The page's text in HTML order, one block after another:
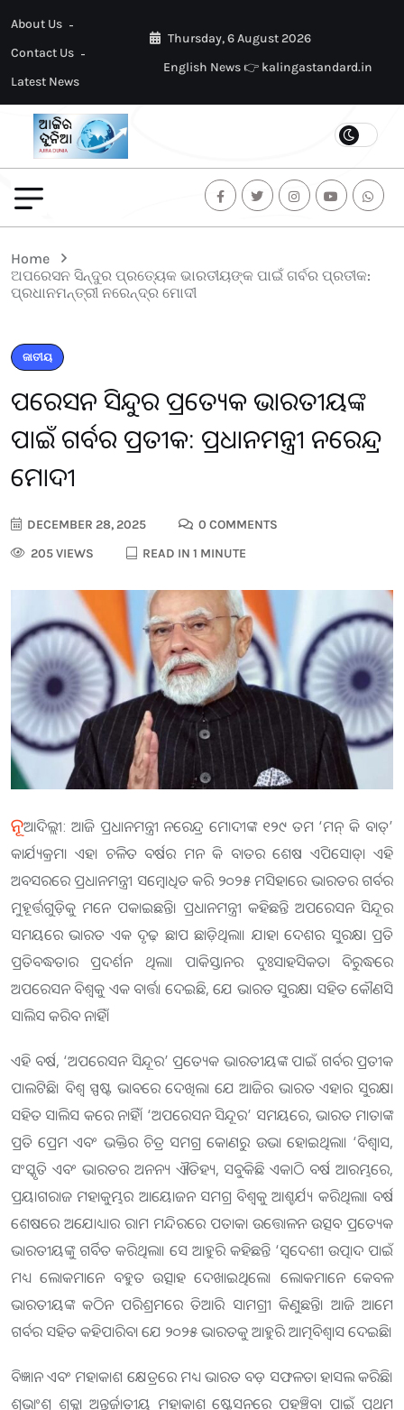
About Us
Contact Us
Latest News
Thursday, 6 August 2026
English News 👉 kalingastandard.in
Home
ଅପରେସନ ସିନ୍ଦୁର ପ୍ରତ୍ୟେକ ଭାରତୀୟଙ୍କ ପାଇଁ ଗର୍ବର ପ୍ରତୀକ:
ପ୍ରଧାନମନ୍ତ୍ରୀ ନରେନ୍ଦ୍ର ମୋଦୀ
ଜାତୀୟ
ଅପରେସନ ସିନ୍ଦୁର ପ୍ରତ୍ୟେକ ଭାରତୀୟଙ୍କ
ପାଇଁ ଗର୍ବର ପ୍ରତୀକ: ପ୍ରଧାନମନ୍ତ୍ରୀ ନରେନ୍ଦ୍ର
ମୋଦୀ
DECEMBER 28, 2025
0 COMMENTS
205 VIEWS
READ IN 1 MINUTE
ନୂଆଦିଲ୍ଲୀ: ଆଜି ପ୍ରଧାନମନ୍ତ୍ରୀ ନରେନ୍ଦ୍ର ମୋଦୀଙ୍କ ୧୨୯ ତମ ‘ମନ୍‍ କି ବାତ୍‍’
କାର୍ଯ୍ୟକ୍ରମ। ଏହା ଚଳିତ ବର୍ଷର ମନ କି ବାତର ଶେଷ ଏପିସୋଡ୍। ଏହି
ଅବସରରେ ପ୍ରଧାନମନ୍ତ୍ରୀ ସମ୍ବୋଧିତ କରି ୨୦୨୫ ମସିହାରେ ଭାରତର ଗର୍ବର
ମୁହୂର୍ତ୍ତଗୁଡ଼ିକୁ ମନେ ପକାଇଛନ୍ତି। ପ୍ରଧାନମନ୍ତ୍ରୀ କହିଛନ୍ତି ଅପରେସନ ସିନ୍ଦୂର
ସମୟରେ ଭାରତ ଏକ ଦୃଢ଼ ଛାପ ଛାଡ଼ିଥିଲା। ଯାହା ଦେଶର ସୁରକ୍ଷା ପ୍ରତି
ପ୍ରତିବଦ୍ଧତାର ପ୍ରଦର୍ଶନ ଥିଲା। ପାକିସ୍ତାନର ଦୁଃସାହସିକତା ବିରୁଦ୍ଧରେ
ଅପରେସନ ବିଶ୍ୱକୁ ଏକ ବାର୍ତ୍ତା ଦେଇଛି, ଯେ ଭାରତ ସୁରକ୍ଷା ସହିତ କୌଣସି
ସାଲିସ କରିବ ନାହିଁ।
ଏହି ବର୍ଷ, ‘ଅପରେସନ ସିନ୍ଦୂର’ ପ୍ରତ୍ୟେକ ଭାରତୀୟଙ୍କ ପାଇଁ ଗର୍ବର ପ୍ରତୀକ
ପାଲଟିଛି। ବିଶ୍ୱ ସ୍ପଷ୍ଟ ଭାବରେ ଦେଖିଲା ଯେ ଆଜିର ଭାରତ ଏହାର ସୁରକ୍ଷା
ସହିତ ସାଲିସ କରେ ନାହିଁ। ‘ଅପରେସନ ସିନ୍ଦୂର’ ସମୟରେ, ଭାରତ ମାତାଙ୍କ
ପ୍ରତି ପ୍ରେମ ଏବଂ ଭକ୍ତିର ଚିତ୍ର ସମଗ୍ର କୋଣରୁ ଉଭା ହୋଇଥିଲା। ‘ବିଶ୍ୱାସ,
ସଂସ୍କୃତି ଏବଂ ଭାରତର ଅନନ୍ୟ ଐତିହ୍ୟ, ସବୁକିଛି ଏକାଠି ବର୍ଷ ଆରମ୍ଭରେ,
ପ୍ରୟାଗରାଜ ମହାକୁମ୍ଭର ଆୟୋଜନ ସମଗ୍ର ବିଶ୍ୱକୁ ଆଶ୍ଚର୍ଯ୍ୟ କରିଥିଲା। ବର୍ଷ
ଶେଷରେ ଅଯୋଧ୍ୟାର ରାମ ମନ୍ଦିରରେ ପତାକା ଉତ୍ତୋଳନ ଉତ୍ସବ ପ୍ରତ୍ୟେକ
ଭାରତୀୟଙ୍କୁ ଗର୍ବିତ କରିଥିଲା। ସେ ଆହୁରି କହିଛନ୍ତି ‘ସ୍ୱଦେଶୀ ଉତ୍ପାଦ ପାଇଁ
ମଧ୍ୟ ଲୋକମାନେ ବହୁତ ଉତ୍ସାହ ଦେଖାଇଥିଲେ। ଲୋକମାନେ କେବଳ
ଭାରତୀୟଙ୍କ କଠିନ ପରିଶ୍ରମରେ ତିଆରି ସାମଗ୍ରୀ କିଣୁଛନ୍ତି। ଆଜି ଆମେ
ଗର୍ବର ସହିତ କହିପାରିବା ଯେ ୨୦୨୫ ଭାରତକୁ ଆହୁରି ଆତ୍ମବିଶ୍ୱାସ ଦେଇଛି।
ବିଜ୍ଞାନ ଏବଂ ମହାକାଶ କ୍ଷେତ୍ରରେ ମଧ୍ୟ ଭାରତ ବଡ଼ ସଫଳତା ହାସଲ କରିଛି।
ଶୁଭାଂଶୁ ଶୁକ୍ଳା ଅନ୍ତର୍ଜାତୀୟ ମହାକାଶ ଷ୍ଟେସନରେ ପହଞ୍ଚିବା ପାଇଁ ପ୍ରଥମ